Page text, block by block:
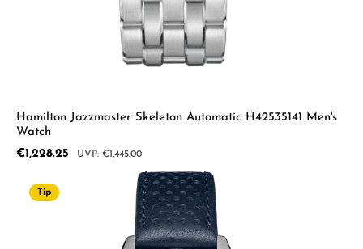
Hamilton Jazzmaster Skeleton Automatic H42535141 Men's
Watch
Sale price:
€1,228.25 Regular price:
€1,445.00
Tip